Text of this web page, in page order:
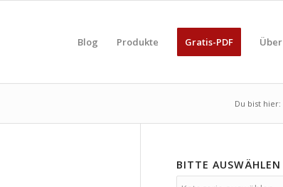
Blog Produkte Gratis-PDF Über
Du bist hier:
BITTE AUSWÄHLEN